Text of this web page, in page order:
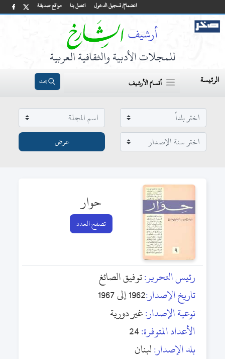
مواقع صديقة اتصل بنا انضمام/ تسجيل الدخول
للمجلات الأدبية والثقافية العربية
الرئيسة أقسام الأرشيف بحث
حوار
تصفح العدد
رئيس التحرير:توفيق الصائغ
تاريخ الإصدار:1962 إلى 1967
نوعية الإصدار:غير دورية
الأعداد المتوفرة:24
بلد الإصدار:لبنان